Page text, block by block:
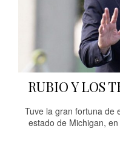
RUBIO Y LOS
Tuve la gran fortuna de
estado de Michigan,